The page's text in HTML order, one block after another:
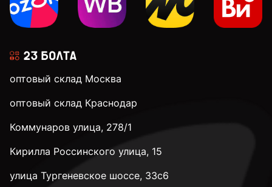
оптовый склад Москва
оптовый склад Краснодар
Коммунаров улица, 278/1
Кирилла Россинского улица, 15
улица Тургеневское шоссе, 33с6